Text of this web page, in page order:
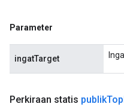
Parameter
ingatTarget
Perkiraan statis publikTop